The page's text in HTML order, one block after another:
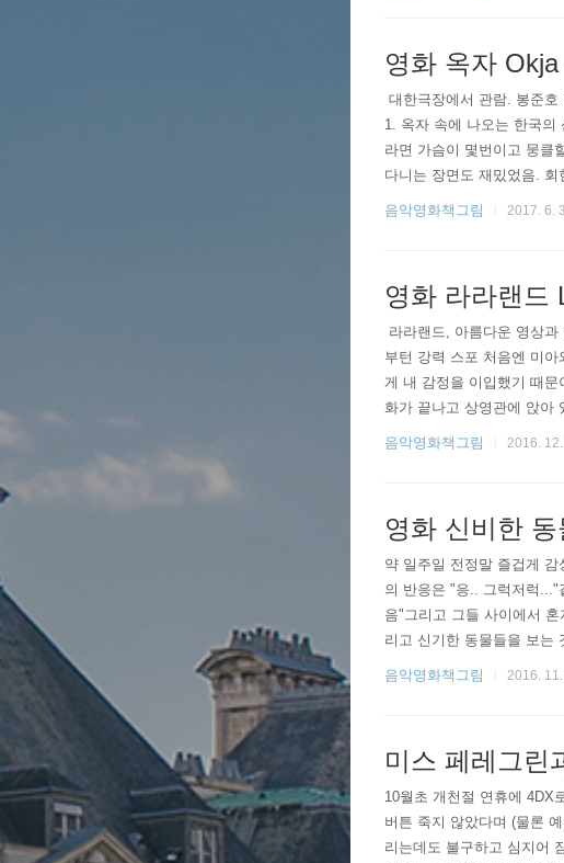
영화 옥자
대한극장에서 관람. 봉준
1. 옥자 속에 나오는 한국의
라면 가슴이 몇번이고 뭉클
다니는 장면도 재밌었음.
해하다가 드디어 보고 나니
음악영화책그림 2017. 6.
영화 라라랜드
라라랜드, 아름다운 영상
부턴 강력 스포 처음엔 미
게 내 감정을 이입했기 때
화가 끝나고 상영관에 앉아
까 그들의 처지에 감정을
음악영화책그림 2016.
영화 신비한
약 일주일 전정말 즐겁게
의 반응은 "응.. 그럭저럭..."
음"그리고 그들 사이에서
리고 신기한 동물들을 보는
영관이 가장 크다는 롯데월
음악영화책그림 2016.
미스 페레그린
10월초 개천절 연휴에 4DX
버튼 죽지 않았다며 (물론
리는데도 불구하고 심지어